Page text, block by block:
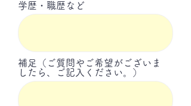
学歴・職歴など
補足（ご質問やご希望がございま
したら、ご記入ください。）